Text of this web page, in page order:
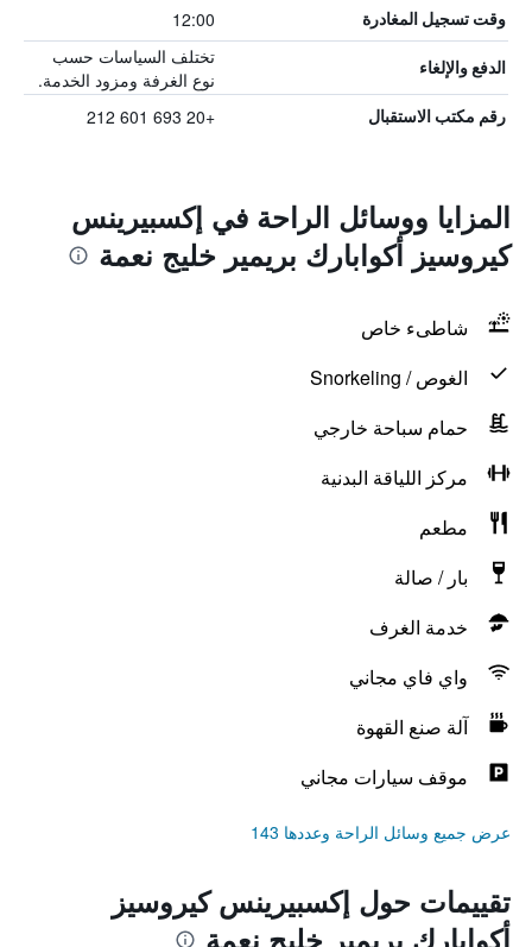
وقت تسجيل المغادرة 12:00
الدفع والإلغاء
تختلف السياسات حسب
نوع الغرفة ومزود الخدمة.
رقم مكتب الاستقبال +20 693 601 212
المزايا ووسائل الراحة في إكسبيرينس
كيروسيز أكوابارك بريمير خليج نعمة
شاطىء خاص
الغوص / Snorkeling
حمام سباحة خارجي
مركز اللياقة البدنية
مطعم
بار / صالة
خدمة الغرف
واي فاي مجاني
آلة صنع القهوة
موقف سيارات مجاني
عرض جميع وسائل الراحة وعددها 143
تقييمات حول إكسبيرينس كيروسيز
أكوابارك بريمير خليج نعمة